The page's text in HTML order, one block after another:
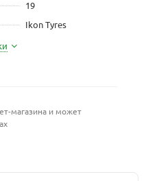
19
Ikon Tyres
магазина и может